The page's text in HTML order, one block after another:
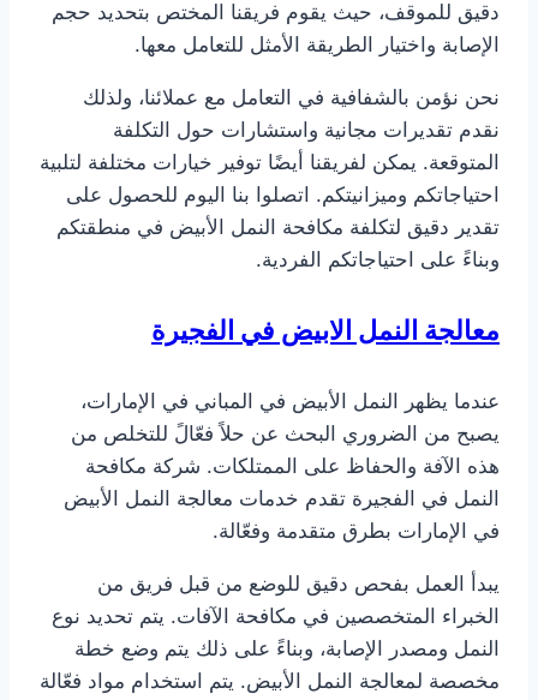
دقيق للموقف، حيث يقوم فريقنا المختص بتحديد حجم
الإصابة واختيار الطريقة الأمثل للتعامل معها.
نحن نؤمن بالشفافية في التعامل مع عملائنا، ولذلك
نقدم تقديرات مجانية واستشارات حول التكلفة
المتوقعة. يمكن لفريقنا أيضًا توفير خيارات مختلفة لتلبية
احتياجاتكم وميزانيتكم. اتصلوا بنا اليوم للحصول على
تقدير دقيق لتكلفة مكافحة النمل الأبيض في منطقتكم
وبناءً على احتياجاتكم الفردية.
معالجة النمل الابيض في الفجيرة
عندما يظهر النمل الأبيض في المباني في الإمارات،
يصبح من الضروري البحث عن حلاً فعّالً للتخلص من
هذه الآفة والحفاظ على الممتلكات. شركة مكافحة
النمل في الفجيرة تقدم خدمات معالجة النمل الأبيض
في الإمارات بطرق متقدمة وفعّالة.
يبدأ العمل بفحص دقيق للوضع من قبل فريق من
الخبراء المتخصصين في مكافحة الآفات. يتم تحديد نوع
النمل ومصدر الإصابة، وبناءً على ذلك يتم وضع خطة
مخصصة لمعالجة النمل الأبيض. يتم استخدام مواد فعّالة